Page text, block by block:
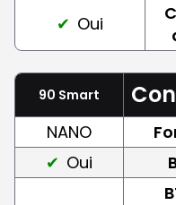
Oui
90 Smart
NANO
Oui